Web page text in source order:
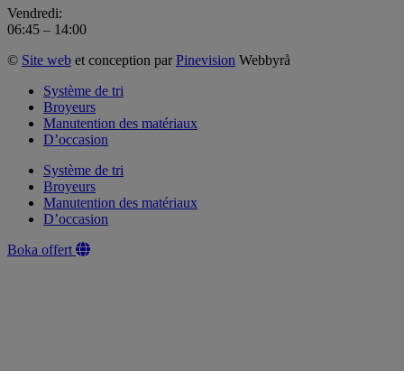
Vendredi:
06:45 – 14:00
© Site web et conception parPinevision Webbyrå
Système de tri
Broyeurs
Manutention des matériaux
D’occasion
Système de tri
Broyeurs
Manutention des matériaux
D’occasion
Boka offert